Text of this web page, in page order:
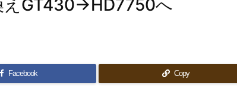
えGT430→HD7750へ
Facebook Copy